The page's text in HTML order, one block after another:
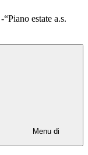
estate a.s.
Menu di